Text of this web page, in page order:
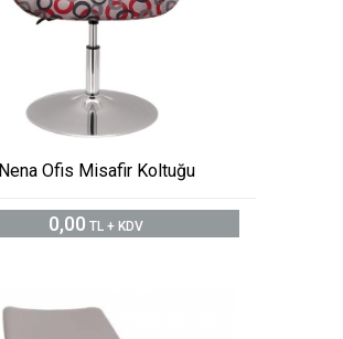
Nena Ofis Misafir Koltuğu
0,00 TL + KDV